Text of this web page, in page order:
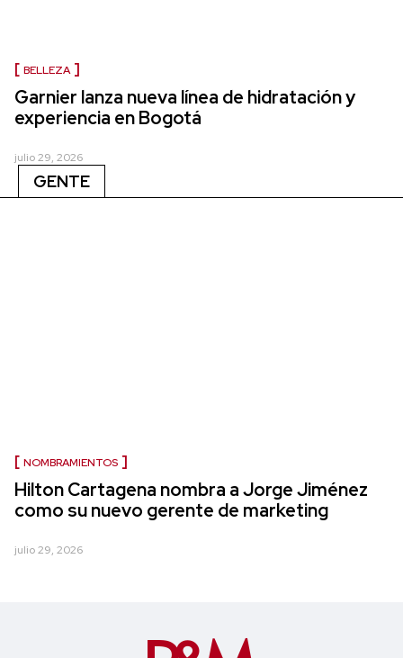
BELLEZA
Garnier lanza nueva línea de hidratación y
experiencia en Bogotá
julio 29, 2026
GENTE
NOMBRAMIENTOS
Hilton Cartagena nombra a Jorge Jiménez
como su nuevo gerente de marketing
julio 29, 2026